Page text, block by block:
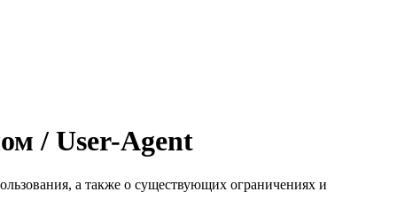
/ User-Agent
а также о существующих ограничениях и